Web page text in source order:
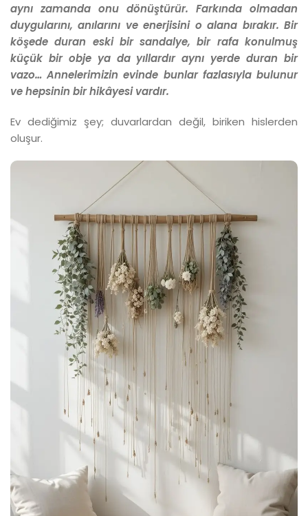
aynı zamanda onu dönüştürür. Farkında olmadan
duygularını, anılarını ve enerjisini o alana bırakır. Bir
köşede duran eski bir sandalye, bir rafa konulmuş
küçük bir obje ya da yıllardır aynı yerde duran bir
vazo… Annelerimizin evinde bunlar fazlasıyla bulunur
ve hepsinin bir hikâyesi vardır.
Ev dediğimiz şey; duvarlardan değil, biriken hislerden
oluşur.